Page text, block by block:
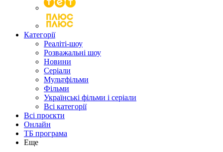
Категорії
Реаліті-шоу
Розважальні шоу
Новини
Серіали
Мультфільми
Фільми
Українські фільми і серіали
Всі категорії
Всі проєкти
Онлайн
ТБ програма
Еще